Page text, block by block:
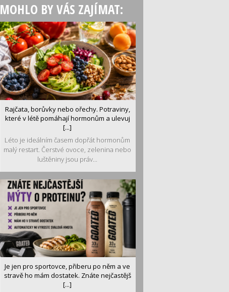
MOHLO BY VÁS ZAJÍMAT:
Rajčata, borůvky nebo ořechy. Potraviny,
které v létě pomáhají hormonům a ulevuj
[...]
Léto je ideálním časem dopřát hormonům
malý restart. Čerstvé ovoce, zelenina nebo
luštěniny jsou práv...
Je jen pro sportovce, přiberu po něm a ve
stravě ho mám dostatek. Znáte nejčastějš
[...]